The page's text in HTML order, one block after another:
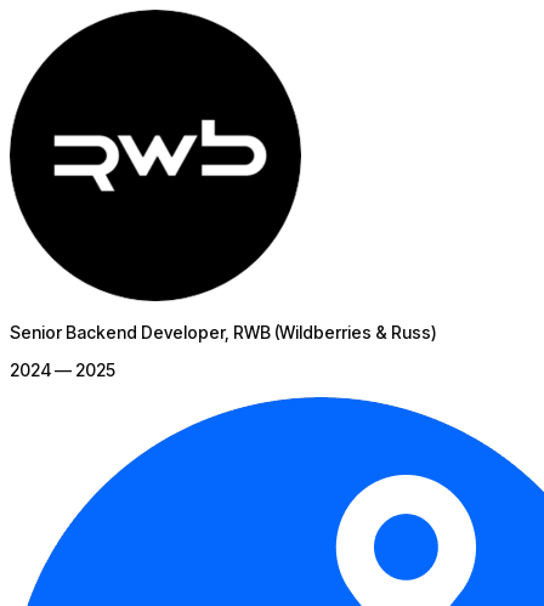
Senior Backend Developer, RWB (Wildberries & Russ)
2024 — 2025